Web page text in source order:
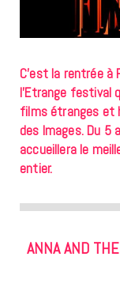
C’est la rentrée
l’Etrange festival
films étranges et
des Images. Du 5
accueillera le
entier.
ANNA AND